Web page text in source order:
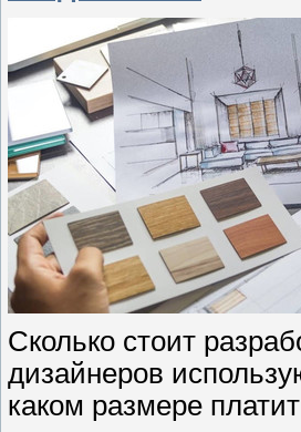
Сколько стоит
дизайнеров
каком размере